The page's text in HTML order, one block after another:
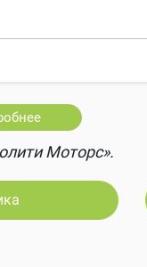
Моторс».